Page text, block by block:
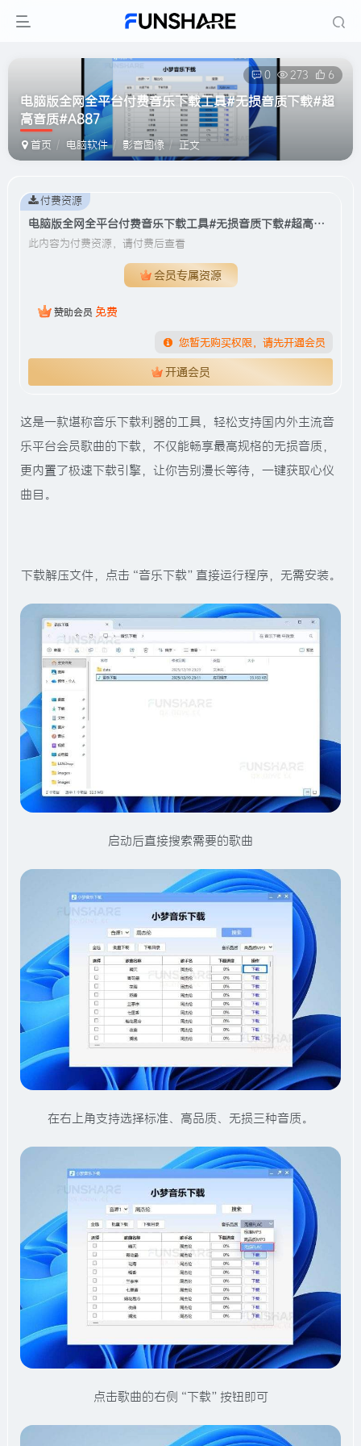
电脑版全网全平台付费音乐下载工具#无损音质下载#超
高音质#A887
首页 电脑软件 影音图像 正文
0 273 6
电脑版全网全平台付费音乐下载工具#无损音质下载#超高音质#A887
此内容为付费资源，请付费后查看
会员专属资源
赞助会员 免费
您暂无购买权限，请先开通会员
开通会员
付费资源
这是一款堪称音乐下载利器的工具，轻松支持国内外主流音
乐平台会员歌曲的下载，不仅能畅享最高规格的无损音质，
更内置了极速下载引擎，让你告别漫长等待，一键获取心仪
曲目。
下载解压文件，点击“音乐下载”直接运行程序，无需安装。
启动后直接搜索需要的歌曲
在右上角支持选择标准、高品质、无损三种音质。
点击歌曲的右侧“下载”按钮即可